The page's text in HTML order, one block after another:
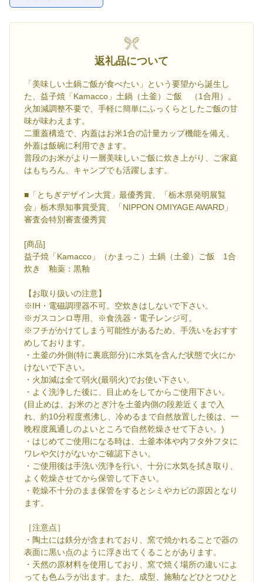
返礼品について
「美味しい土鍋ご飯が食べたい」という要望から誕生し
た、益子焼「Kamacco」土鍋（土釜）ご飯 （1合用）。
火加減調整不要で、手軽に簡単にふっくらとしたご飯の甘
味が味わえます。
二重蓋構造で、内蓋はお米1合の計量カップ機能を備え、
外蓋は飯碗に利用できます。
普段のお米がより一層美味しいご飯に炊き上がり、ご家庭
はもちろん、キャンプでも活躍します。
■「とちぎデザイン大賞」最優秀賞、「栃木県発明展覧
会」栃木県知事賞受賞、「NIPPON OMIYAGE AWARD」
審査会特別審査優秀賞
[商品]
益子焼「Kamacco」（かまっこ）土鍋（土釜）ご飯 1合
炊き 釉薬：黒釉
【お取り扱いの注意】
※IH・電磁調理器不可。空炊きはしないで下さい。
※ガスコンロ専用、※食洗器・電子レンジ可。
※フチがかけてしまう可能性があるため、手洗いをおすす
めしております。
・土釜の外側(特に裏底部分)に水気を含んだ状態で火にか
けないで下さい。
・火加減は全て弱火(最弱火)でお使い下さい。
・よく洗浄した後に、目止めをしてからご使用下さい。
(目止めは、お米のとぎ汁を土釜内側の段差近くまで入
れ、約10分程度煮沸し、冷めるまで自然放置した後は、一
晩程度風通しのよいところで自然乾燥させて下さい。)
・はじめてご使用になる時は、土釜本体や内フタ外フタに
ワレや欠けがないかご確認下さい。
・ご使用後は手洗い洗浄を行い、十分に水気を拭き取り、
よく乾燥させてから保管して下さい。
・乾燥不十分のまま保管をするとシミやカビの原因となり
ます。
［注意点］
・陶土には鉄分が含まれており、窯で焼かれることで器の
表面に黒い点のように浮き出てくることがあります。
・天然の原材料を使用しており、窯で焼く場所の違いによ
っても色ムラが出ます。また、成型、施釉などひとつひと